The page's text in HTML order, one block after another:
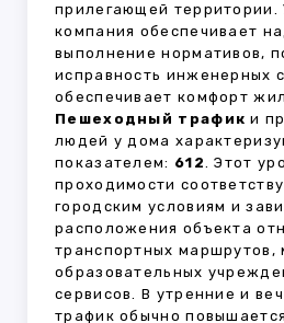
прилегающей территории.
компания обеспечивает
выполнение нормативов,
исправность инженерных
обеспечивает комфорт
Пешеходный трафик и
людей у дома
показателем: 612. Этот
проходимости
городским условиям и
расположения объекта
транспортных маршрутов,
образовательных
сервисов. В утренние и
трафик обычно